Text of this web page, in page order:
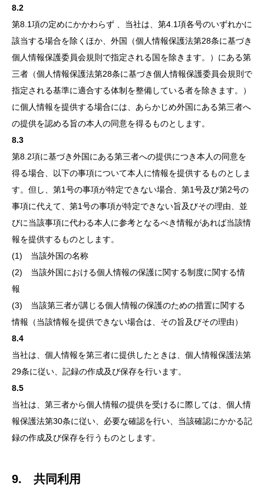
8.2
第8.1項の定めにかかわらず 、当社は、第4.1項各号のいずれかに
該当する場合を除くほか、外国（個人情報保護法第28条に基づき
個人情報保護委員会規則で指定される国を除きます。）にある第
三者（個人情報保護法第28条に基づき個人情報保護委員会規則で
指定される基準に適合する体制を整備している者を除きます。）
に個人情報を提供する場合には、あらかじめ外国にある第三者へ
の提供を認める旨の本人の同意を得るものとします。
8.3
第8.2項に基づき外国にある第三者への提供につき本人の同意を
得る場合、以下の事項について本人に情報を提供するものとしま
す。但し、第1号の事項が特定できない場合、第1号及び第2号の
事項に代えて、第1号の事項が特定できない旨及びその理由、並
びに当該事項に代わる本人に参考となるべき情報があれば当該情
報を提供するものとします。
(1) 当該外国の名称
(2) 当該外国における個人情報の保護に関する制度に関する情
報
(3) 当該第三者が講じる個人情報の保護のための措置に関する
情報（当該情報を提供できない場合は、その旨及びその理由）
8.4
当社は、個人情報を第三者に提供したときは、個人情報保護法第
29条に従い、記録の作成及び保存を行います。
8.5
当社は、第三者から個人情報の提供を受けるに際しては、個人情
報保護法第30条に従い、必要な確認を行い、当該確認にかかる記
録の作成及び保存を行うものとします。
9. 共同利用